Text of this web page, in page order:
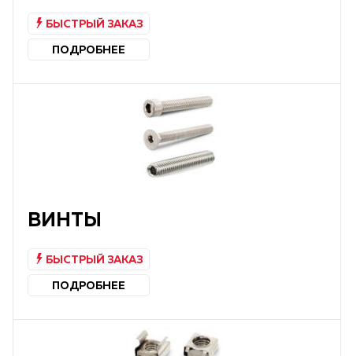
БЫСТРЫЙ ЗАКАЗ
ПОДРОБНЕЕ
ВИНТЫ
БЫСТРЫЙ ЗАКАЗ
ПОДРОБНЕЕ